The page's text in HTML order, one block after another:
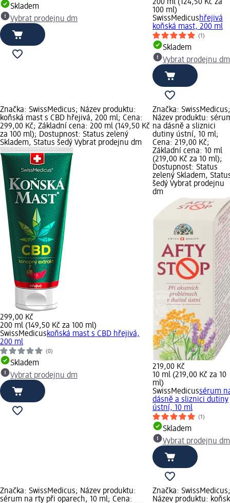
Skladem
Vybrat prodejnu dm
200 ml (124,50 Kč za
100 ml)
SwissMedicushřejivá
koňská mast, 200 ml
(1)
Skladem
Vybrat prodejnu dm
Značka: SwissMedicus; Název produktu:
koňská mast s CBD hřejivá, 200 ml; Cena:
299,00 Kč; Základní cena: 200 ml (149,50 Kč
za 100 ml); Dostupnost: Status zelený
Skladem, Status šedý Vybrat prodejnu dm
299,00 Kč
200 ml (149,50 Kč za 100 ml)
SwissMedicuskoňská mast s CBD hřejivá,
200 ml
(0)
Skladem
Vybrat prodejnu dm
Značka: SwissMedicus;
Název produktu:
na dásně a sliznici
dutiny ústní, 10 ml;
Cena: 219,00 Kč;
Základní cena: 10 ml
(219,00 Kč za 10 ml);
Dostupnost: Status
zelený Skladem,
šedý Vybrat prodejnu
dm
219,00 Kč
10 ml (219,00 Kč za 10
ml)
SwissMedicussérum
dásně a sliznici dutiny
ústní, 10 ml
(1)
Skladem
Vybrat prodejnu dm
Značka: SwissMedicus; Název produktu:
sérum na rty při oparech, 10 ml; Cena:
Značka: SwissMedicus;
Název produktu: